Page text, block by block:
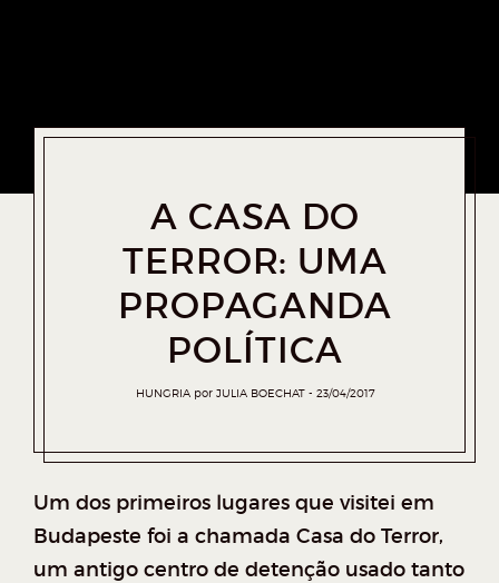
A CASA DO
TERROR: UMA
PROPAGANDA
POLÍTICA
HUNGRIA por JULIA BOECHAT 23/04/2017
Um dos primeiros lugares que visitei em
Budapeste foi a chamada Casa do Terror,
um antigo centro de detenção usado tanto